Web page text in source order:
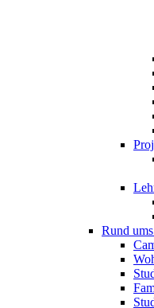
Rund